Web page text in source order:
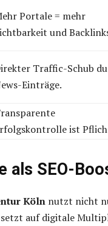
Portale = mehr
und
Traffic-Schub
Einträge.
ist
als SEO-
Köln nutzt nicht
auf digitale